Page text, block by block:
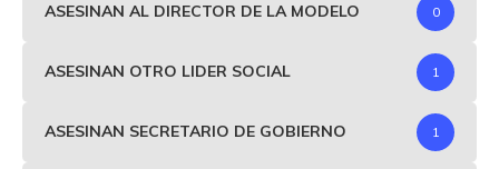
ASESINAN AL DIRECTOR DE LA MODELO 0
ASESINAN OTRO LIDER SOCIAL 1
ASESINAN SECRETARIO DE GOBIERNO 1